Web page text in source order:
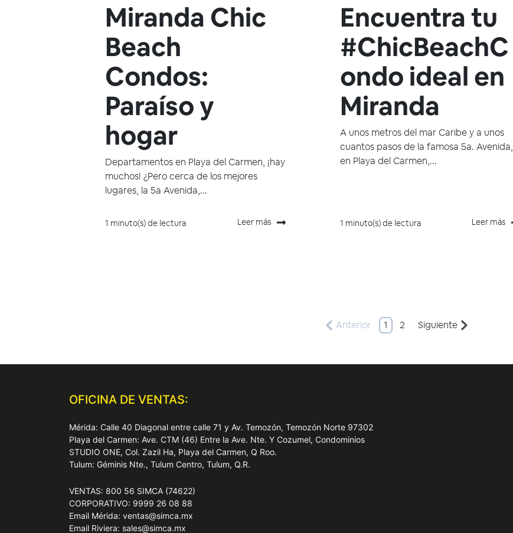
Miranda Chic
Beach
Condos:
Paraíso y
hogar
Departamentos en Playa del Carmen, ¡hay
muchos! ¿Pero cerca de los mejores
lugares, la 5a Avenida,...
1 minuto(s) de lectura Leer más
Encuentra tu
#ChicBeachC
ondo ideal en
Miranda
A unos metros del mar Caribe y a unos
cuantos pasos de la famosa 5a. Avenida,
en Playa del Carmen,...
1 minuto(s) de lectura Leer más
Anterior 1 2 Siguiente
OFICINA DE VENTAS:
Mérida: Calle 40 Diagonal entre calle 71 y Av. Temozón, Temozón Norte 97302
Playa del Carmen: Ave. CTM (46) Entre la Ave. Nte. Y Cozumel, Condominios
STUDIO ONE, Col. Zazil Ha, Playa del Carmen, Q Roo.
Tulum: Géminis Nte., Tulum Centro, Tulum, Q.R.
VENTAS: 800 56 SIMCA (74622)
CORPORATIVO: 9999 26 08 88
Email Mérida: ventas@simca.mx
Email Riviera: sales@simca.mx